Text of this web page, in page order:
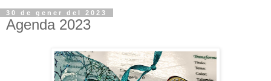
30 de gener del 2023
Agenda 2023